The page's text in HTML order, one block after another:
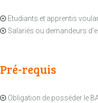
Etudiants et apprentis
Salariés ou demandeurs
Pré-requis
Obligation de posséder le